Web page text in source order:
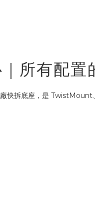
所有配置
拆底座，是 TwistMount